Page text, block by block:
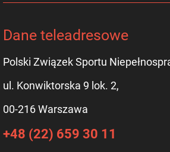
Dane teleadresowe
Polski Związek Sportu
ul. Konwiktorska 9 lok. 2,
00-216 Warszawa
+48 (22) 659 30 11